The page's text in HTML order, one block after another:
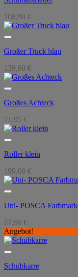
108,90 €
Großer Truck blau
139,90 €
Großes Achteck
71,95 €
Roller klein
199,00 €
Uni- POSCA
27,90 €
Angebot!
Schubkarre